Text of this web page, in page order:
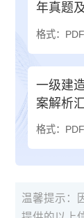
年真题
格式：PDF
一级建
案解析
格式：PDF
温馨提示：